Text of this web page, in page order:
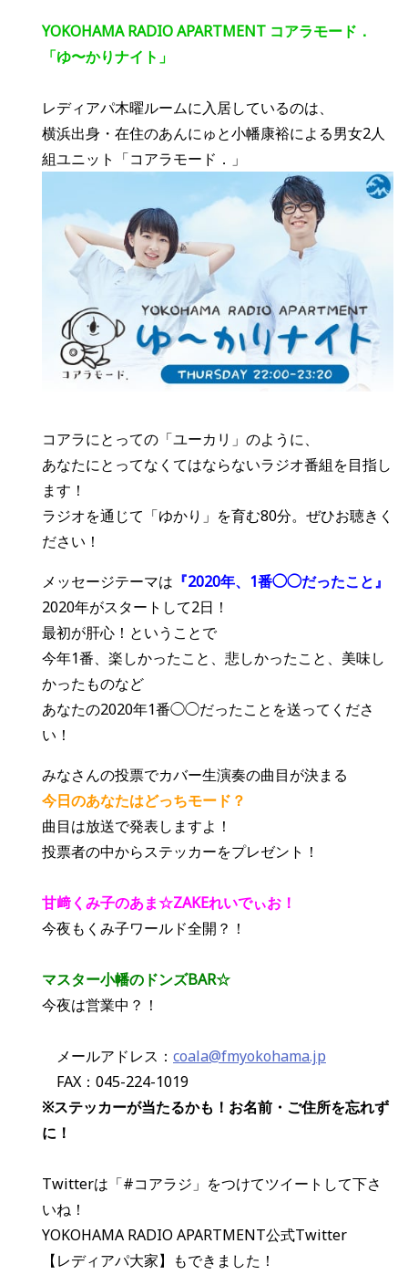
YOKOHAMA RADIO APARTMENT コアラモード．
「ゆ〜かりナイト」
レディアパ木曜ルームに入居しているのは、
横浜出身・在住のあんにゅと小幡康裕による男女2人
組ユニット「コアラモード．」
コアラにとっての「ユーカリ」のように、
あなたにとってなくてはならないラジオ番組を目指し
ます！
ラジオを通じて「ゆかり」を育む80分。ぜひお聴きく
ださい！
メッセージテーマは 『2020年、1番◯◯だったこと』
2020年がスタートして2日！
最初が肝心！ということで
今年1番、楽しかったこと、悲しかったこと、 美味し
かったものなど
あなたの2020年1番◯◯だったことを送ってくださ
い！
みなさんの投票でカバー生演奏の曲目が決まる
今日のあなたはどっちモード？
曲目は放送で発表しますよ！
投票者の中からステッカーをプレゼント！
甘﨑くみ子のあま☆ZAKEれいでぃお！
今夜もくみ子ワールド全開？！
マスター小幡のドンズBAR☆
今夜は営業中？！
メールアドレス： coala@fmyokohama.jp
FAX：045-224-1019
※ステッカーが当たるかも！お名前・ご住所を忘れず
に！
Twitterは「#コアラジ」をつけてツイートして下さ
いね！
YOKOHAMA RADIO APARTMENT公式Twitter
【レディアパ大家】もできました！